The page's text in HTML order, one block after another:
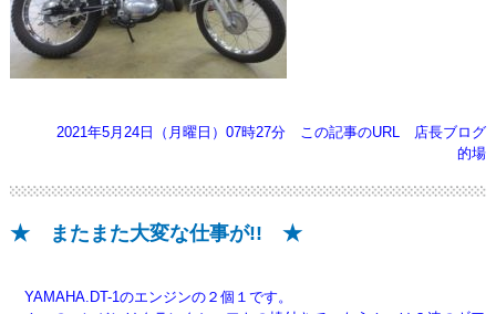
2021年5月24日（月曜日）07時27分 この記事のURL
店長ブログ
的場
★ またまた大変な仕事が!! ★
YAMAHA.DT-1のエンジンの２個１です。